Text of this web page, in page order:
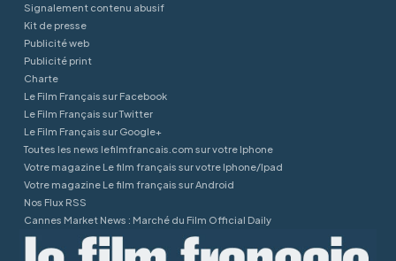
Signalement contenu abusif
Kit de presse
Publicité web
Publicité print
Charte
Le Film Français sur Facebook
Le Film Français sur Twitter
Le Film Français sur Google+
Toutes les news lefilmfrancais.com sur votre Iphone
Votre magazine Le film français sur votre Iphone/Ipad
Votre magazine Le film français sur Android
Nos Flux RSS
Cannes Market News : Marché du Film Official Daily